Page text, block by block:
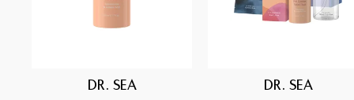
DR. SEA DR. SEA